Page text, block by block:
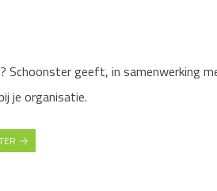
Schoonster geeft, in samenwerking
je organisatie.